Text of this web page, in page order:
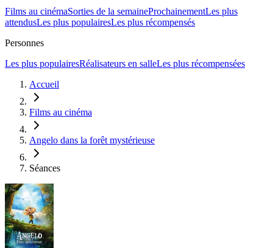
Films au cinémaSorties de la semaineProchainementLes plus
attendusLes plus populairesLes plus récompensés
Personnes
Les plus populairesRéalisateurs en salleLes plus récompensées
Accueil
Films au cinéma
Angelo dans la forêt mystérieuse
Séances